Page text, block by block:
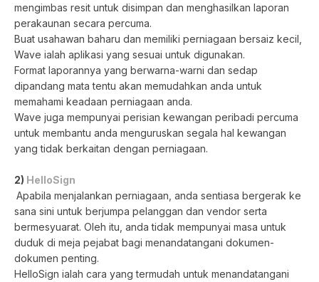
mengimbas resit untuk disimpan dan menghasilkan laporan
perakaunan secara percuma.
Buat usahawan baharu dan memiliki perniagaan bersaiz kecil,
Wave ialah aplikasi yang sesuai untuk digunakan.
Format laporannya yang berwarna-warni dan sedap
dipandang mata tentu akan memudahkan anda untuk
memahami keadaan perniagaan anda.
Wave juga mempunyai perisian kewangan peribadi percuma
untuk membantu anda menguruskan segala hal kewangan
yang tidak berkaitan dengan perniagaan.
2) HelloSign
Apabila menjalankan perniagaan, anda sentiasa bergerak ke
sana sini untuk berjumpa pelanggan dan vendor serta
bermesyuarat. Oleh itu, anda tidak mempunyai masa untuk
duduk di meja pejabat bagi menandatangani dokumen-
dokumen penting.
HelloSign ialah cara yang termudah untuk menandatangani